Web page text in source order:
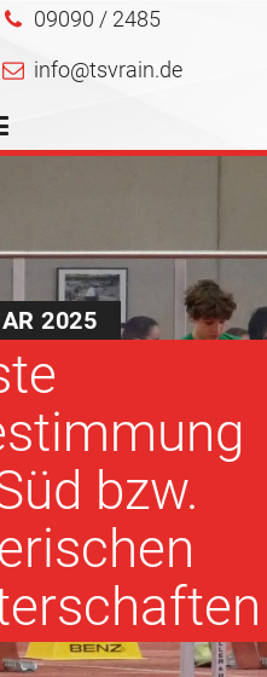
09090 / 2485
info@tsvrain.de
2025
bzw.